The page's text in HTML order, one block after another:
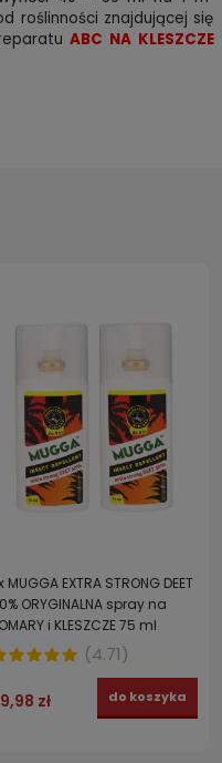
roślinności znajdującej się
ABC NA KLESZCZE
MUGGA EXTRA STRONG DEET
ORYGINALNA spray na
i KLESZCZE 75 ml
(4.71)
zł do koszyka